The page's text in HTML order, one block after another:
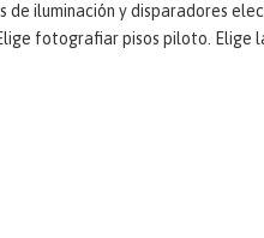
de iluminación y disparadores
fotografiar pisos piloto. Elige